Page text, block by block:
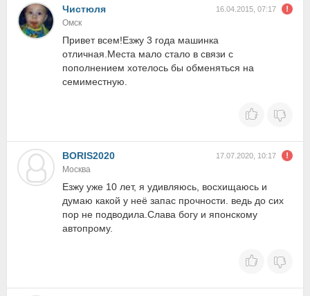
Чистюля 16.04.2015, 07:17
Омск
Привет всем!Езжу 3 года машинка
отличная.Места мало стало в связи с
пополнением хотелось бы обменяться на
семиместную.
BORIS2020 17.07.2020, 10:17
Москва
Езжу уже 10 лет, я удивляюсь, восхищаюсь и
думаю какой у неё запас прочности. ведь до сих
пор не подводила.Слава богу и японскому
автопрому.